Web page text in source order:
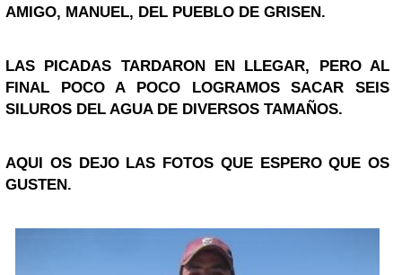
AMIGO, MANUEL, DEL PUEBLO DE GRISEN.
LAS PICADAS TARDARON EN LLEGAR, PERO AL
FINAL POCO A POCO LOGRAMOS SACAR SEIS
SILUROS DEL AGUA DE DIVERSOS TAMAÑOS.
AQUI OS DEJO LAS FOTOS QUE ESPERO QUE OS
GUSTEN.